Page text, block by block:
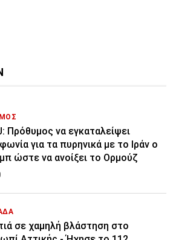
Πρόθυμος να εγκαταλείψει
για τα πυρηνικά με το Ιράν ο
ώστε να ανοίξει το Ορμούζ
σε χαμηλή βλάστηση στο